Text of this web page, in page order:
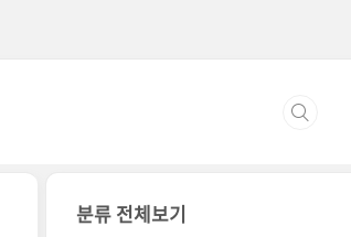
분류 전체보기